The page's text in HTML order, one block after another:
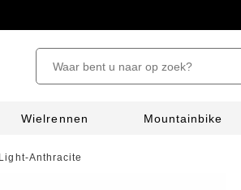
Wielrennen Mountainbike
Anthracite